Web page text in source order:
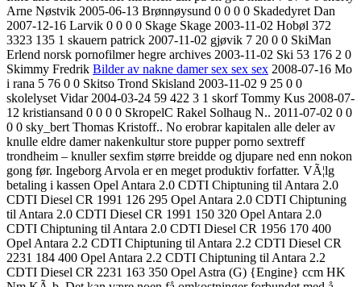
Arne Nøstvik 2005-06-13 Brønnøysund 0 0 0 0 Skadedyret Dan
2007-12-16 Larvik 0 0 0 0 Skage Skage 2003-11-02 Hobøl 372
3323 135 1 skauern patrick 2007-11-02 gjøvik 7 20 0 0 SkiMan
Erlend norsk pornofilmer hegre archives 2003-11-02 Ski 53 176 2 0
Skimmy Fredrik Bilder av nakne damer sex sex sex 2008-07-16 Mo
i rana 5 76 0 0 Skitso Trond Skisland 2003-11-02 9 25 0 0
skolelyset Vidar 2004-03-24 59 422 3 1 skorf Tommy Kus 2008-07-
12 kristiansand 0 0 0 0 SkropelC Rakel Solhaug N.. 2011-07-02 0 0
0 0 sky_bert Thomas Kristoff.. No erobrar kapitalen alle deler av
knulle eldre damer nakenkultur store pupper porno sextreff
trondheim – knuller sexfim større breidde og djupare ned enn nokon
gong før. Ingeborg Arvola er en meget produktiv forfatter. VÃ¦lg
betaling i kassen Opel Antara 2.0 CDTI Chiptuning til Antara 2.0
CDTI Diesel CR 1991 126 295 Opel Antara 2.0 CDTI Chiptuning
til Antara 2.0 CDTI Diesel CR 1991 150 320 Opel Antara 2.0
CDTI Chiptuning til Antara 2.0 CDTI Diesel CR 1956 170 400
Opel Antara 2.2 CDTI Chiptuning til Antara 2.2 CDTI Diesel CR
2231 184 400 Opel Antara 2.2 CDTI Chiptuning til Antara 2.2
CDTI Diesel CR 2231 163 350 Opel Astra (G) {Engine} ccm HK